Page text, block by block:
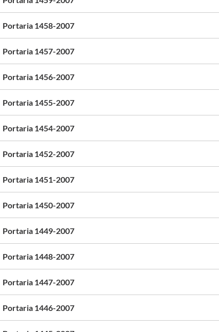
Portaria 1458-2007
Portaria 1457-2007
Portaria 1456-2007
Portaria 1455-2007
Portaria 1454-2007
Portaria 1452-2007
Portaria 1451-2007
Portaria 1450-2007
Portaria 1449-2007
Portaria 1448-2007
Portaria 1447-2007
Portaria 1446-2007